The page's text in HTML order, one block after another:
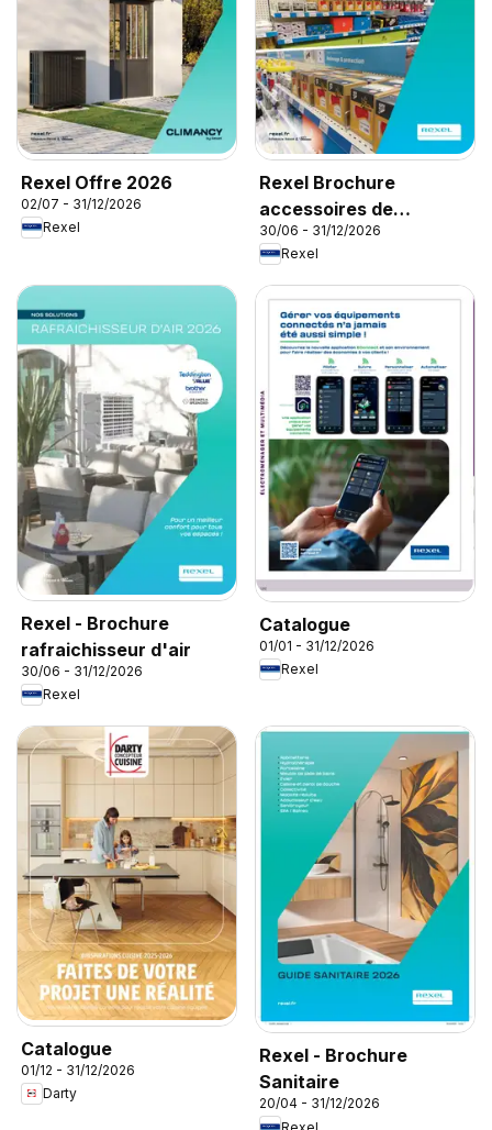
Rexel Offre 2026
02/07 - 31/12/2026
Rexel
Rexel Brochure
accessoires de
climatisation
30/06 - 31/12/2026
Rexel
Rexel - Brochure
rafraichisseur d'air
30/06 - 31/12/2026
Rexel
Catalogue
01/01 - 31/12/2026
Rexel
Catalogue
01/12 - 31/12/2026
Darty
Rexel - Brochure
Sanitaire
20/04 - 31/12/2026